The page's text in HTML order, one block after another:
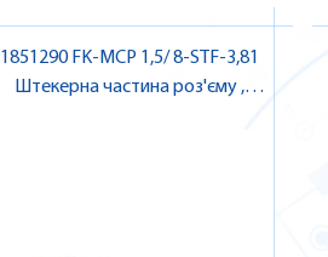
1851290 FK-MCP 1,5/ 8-STF-3,81
Штекерна частина роз'єму ,